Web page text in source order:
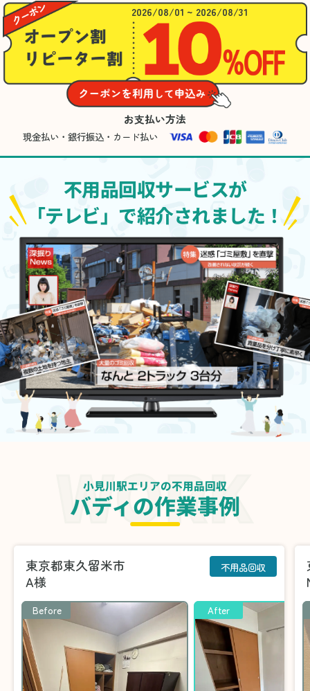
2026/08/01 ~ 2026/08/31
お支払い方法
現金払い・銀行振込・カード払い
不用品回収サービスが
「テレビ」で紹介されました！
小見川駅エリアの不用品回収
バディの作業事例
東京都東久留米市
A様
不用品回収
Before After